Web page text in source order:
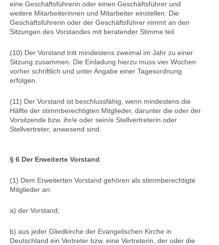
eine Geschäftsführerin oder einen Geschäftsführer und
weitere Mitarbeiterinnen und Mitarbeiter einstellen. Die
Geschäftsführerin oder der Geschäftsführer nimmt an den
Sitzungen des Vorstandes mit beratender Stimme teil.
(10) Der Vorstand tritt mindestens zweimal im Jahr zu einer
Sitzung zusammen. Die Einladung hierzu muss vier Wochen
vorher schriftlich und unter Angabe einer Tagesordnung
erfolgen.
(11) Der Vorstand ist beschlussfähig, wenn mindestens die
Hälfte der stimmberechtigten Mitglieder, darunter die oder der
Vorsitzende bzw. ihr/e oder sein/e Stellvertreterin oder
Stellvertreter, anwesend sind.
§ 6 Der Erweiterte Vorstand
(1) Dem Erweiterten Vorstand gehören als stimmberechtigte
Mitglieder an:
a) der Vorstand;
b) aus jeder Gliedkirche der Evangelischen Kirche in
Deutschland ein Vertreter bzw. eine Vertreterin, der oder die